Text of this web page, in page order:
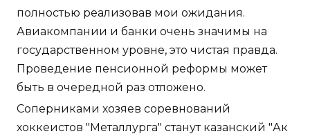
полностью реализовав мои ожидания.
Авиакомпании и банки очень значимы на
государственном уровне, это чистая правда.
Проведение пенсионной реформы может
быть в очередной раз отложено.
Соперниками хозяев соревнований
хоккеистов "Металлурга" станут казанский "Ак